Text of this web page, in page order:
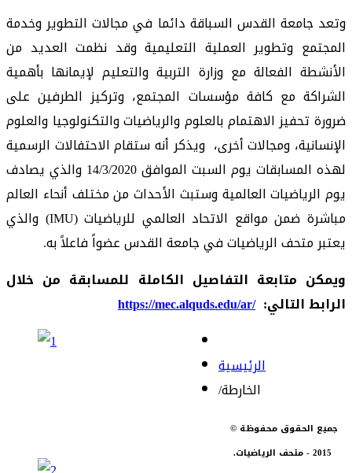
وتعد جامعة القدس السباقة دائما في مجالات التطويروخدمة
المجتمع وتطوير العملية التعليميةوقد نظمت العديد من
الأنشطة الفعالة مع وزارة التربية والتعليم لإيمانها بأهمية
الشراكة مع كافة مؤسسات المجتمع، وتركيز الطرفينعلى
ضرورة تحفيز الاهتمامبالعلوموالرياضياتوالتكنولوجيا والعلوم
الإنسانية، ومجالات أخرى،ويذكرأنهستقام الاحتفالات الرسمية
لهذه المسابقات يوم السبت الموافق والذي يصادف
يوم الرياضيات العالمية وستبث الأحداث من مختلف أنحاء العالم
مباشرةضمن مواقع الاتحاد العالمي للرياضيات(
IMU
) والذي
يعتبرمتحفالرياضياتفيجامعةالقدسعضواًفاعلاًبه.
ويمكن متابعة التفاصيل الكاملة للمسابقة من خلال
الرابط التالي:
https://mec.alquds.edu/ar/
الرئيسية
/الخارطة
جميع الحقوق محفوظة ©
2015 - متحف الرياضيات.